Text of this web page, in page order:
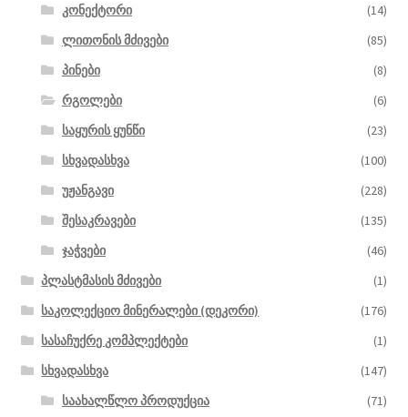
კონექტორი
(14)
ლითონის მძივები
(85)
პინები
(8)
რგოლები
(6)
საყურის ყუნწი
(23)
სხვადასხვა
(100)
უჟანგავი
(228)
შესაკრავები
(135)
ჯაჭვები
(46)
პლასტმასის მძივები
(1)
საკოლექციო მინერალები (დეკორი)
(176)
სასაჩუქრე კომპლექტები
(1)
სხვადასხვა
(147)
საახალწლო პროდუქცია
(71)